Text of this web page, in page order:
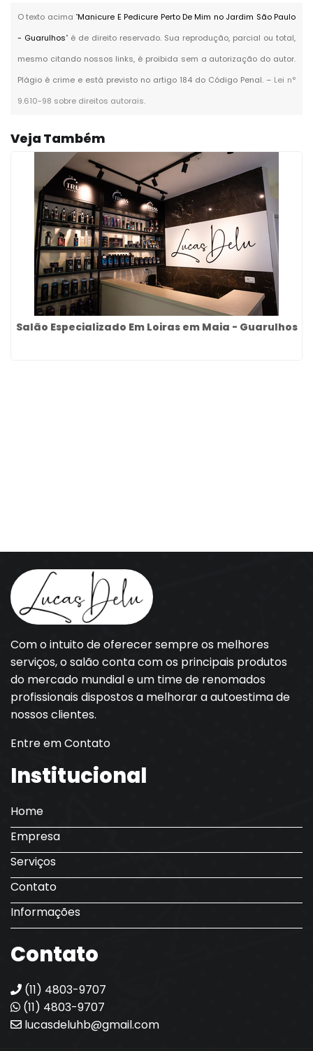
O texto acima "Manicure E Pedicure Perto De Mim no Jardim São Paulo
- Guarulhos" é de direito reservado. Sua reprodução, parcial ou total,
mesmo citando nossos links, é proibida sem a autorização do autor.
Plágio é crime e está previsto no artigo 184 do Código Penal. – Lei n°
9.610-98 sobre direitos autorais.
Veja Também
Salão Especializado Em Loiras em Maia - Guarulhos
Com o intuito de oferecer sempre os melhores
serviços, o salão conta com os principais produtos
do mercado mundial e um time de renomados
profissionais dispostos a melhorar a autoestima de
nossos clientes.
Entre em Contato
Institucional
Home
Empresa
Serviços
Contato
Informações
Contato
(11) 4803-9707
(11) 4803-9707
lucasdeluhb@gmail.com